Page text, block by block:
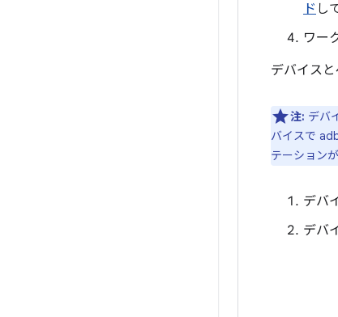
ド し
ワー
デバイス
注: デバ
バイスで
テーション
デバ
デバ